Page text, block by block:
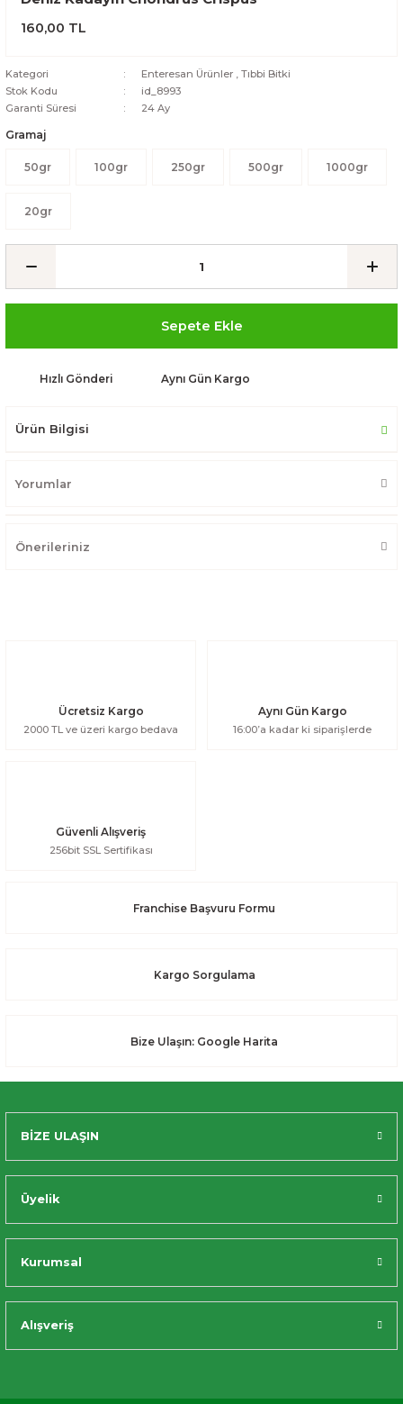
160,00 TL
Kategori Enteresan Ürünler , Tıbbi Bitki
Stok Kodu
id_8993
Garanti Süresi
24 Ay
Gramaj
50gr 100gr 250gr 500gr 1000gr
20gr
Sepete Ekle
Hızlı Gönderi Aynı Gün Kargo
Ürün Bilgisi
Yorumlar
Önerileriniz
Ücretsiz Kargo
2000 TL ve üzeri kargo bedava
Aynı Gün Kargo
16:00’a kadar ki siparişlerde
Güvenli Alışveriş
256bit SSL Sertifikası
Franchise Başvuru Formu
Kargo Sorgulama
Bize Ulaşın: Google Harita
BİZE ULAŞIN
Üyelik
Kurumsal
Alışveriş